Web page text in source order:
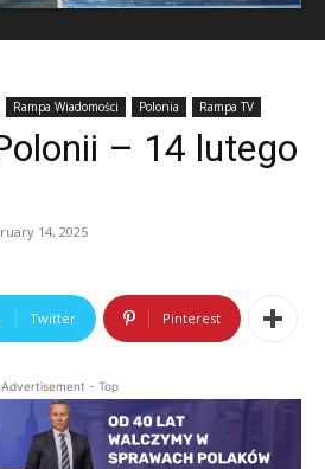
Rampa Wiadomości Polonia Rampa TV
– 14 lutego
14, 2025
Twitter Pinterest
Advertisement - Top